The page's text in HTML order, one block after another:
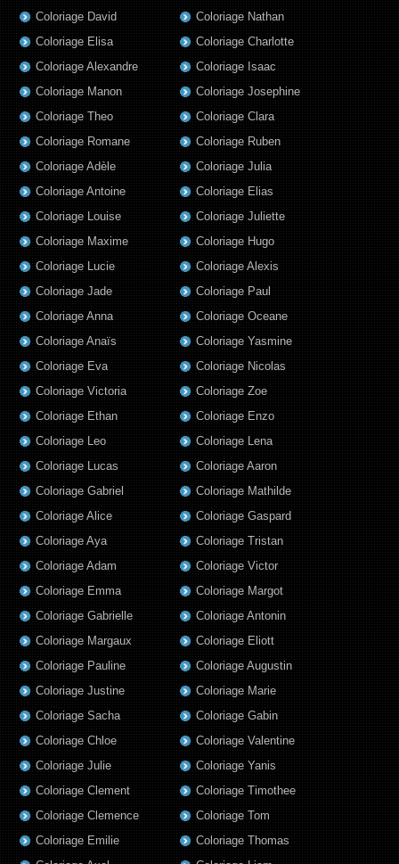
Coloriage David
Coloriage Elisa
Coloriage Alexandre
Coloriage Manon
Coloriage Theo
Coloriage Romane
Coloriage Adèle
Coloriage Antoine
Coloriage Louise
Coloriage Maxime
Coloriage Lucie
Coloriage Jade
Coloriage Anna
Coloriage Anaïs
Coloriage Eva
Coloriage Victoria
Coloriage Ethan
Coloriage Leo
Coloriage Lucas
Coloriage Gabriel
Coloriage Alice
Coloriage Aya
Coloriage Adam
Coloriage Emma
Coloriage Gabrielle
Coloriage Nathan
Coloriage Charlotte
Coloriage Isaac
Coloriage Josephine
Coloriage Clara
Coloriage Ruben
Coloriage Julia
Coloriage Elias
Coloriage Juliette
Coloriage Hugo
Coloriage Alexis
Coloriage Paul
Coloriage Oceane
Coloriage Yasmine
Coloriage Nicolas
Coloriage Zoe
Coloriage Enzo
Coloriage Lena
Coloriage Aaron
Coloriage Mathilde
Coloriage Gaspard
Coloriage Tristan
Coloriage Victor
Coloriage Margot
Coloriage Antonin
Coloriage Margaux
Coloriage Pauline
Coloriage Justine
Coloriage Sacha
Coloriage Chloe
Coloriage Julie
Coloriage Clement
Coloriage Clemence
Coloriage Emilie
Coloriage Eliott
Coloriage Augustin
Coloriage Marie
Coloriage Gabin
Coloriage Valentine
Coloriage Yanis
Coloriage Timothee
Coloriage Tom
Coloriage Thomas